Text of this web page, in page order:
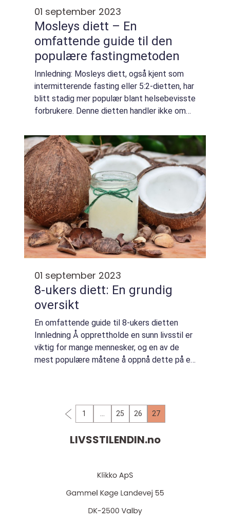
01 september 2023
Mosleys diett – En
omfattende guide til den
populære fastingmetoden
Innledning: Mosleys diett, også kjent som
intermitterende fasting eller 5:2-dietten, har
blitt stadig mer populær blant helsebevisste
forbrukere. Denne dietten handler ikke om
Den ble introdusert av den bri...
01 september 2023
8-ukers diett: En grundig
oversikt
En omfattende guide til 8-ukers dietten
Innledning Å opprettholde en sunn livsstil er
viktig for mange mennesker, og en av de
mest populære måtene å oppnå dette på er
1 25 26 27
LIVSSTILENDIN.no